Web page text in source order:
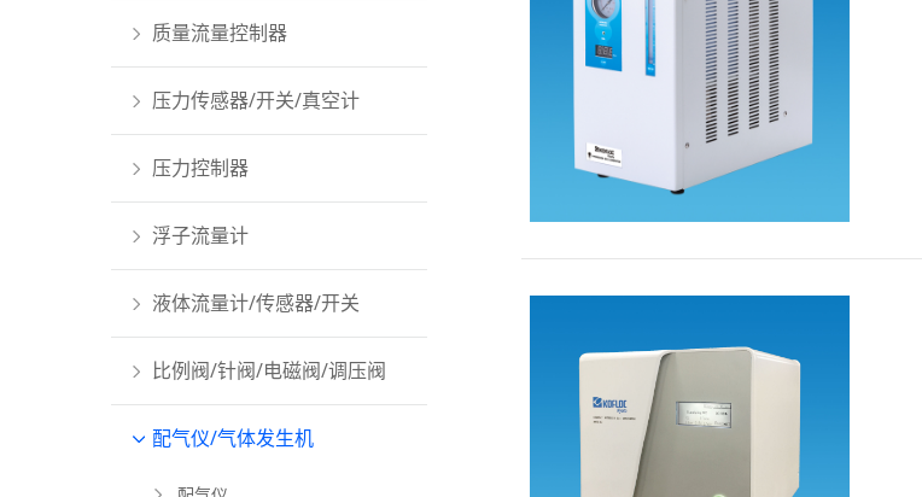
质量流量控制器
压力传感器/开关/真空计
压力控制器
浮子流量计
液体流量计/传感器/开关
比例阀/针阀/电磁阀/调压阀
配气仪/气体发生机